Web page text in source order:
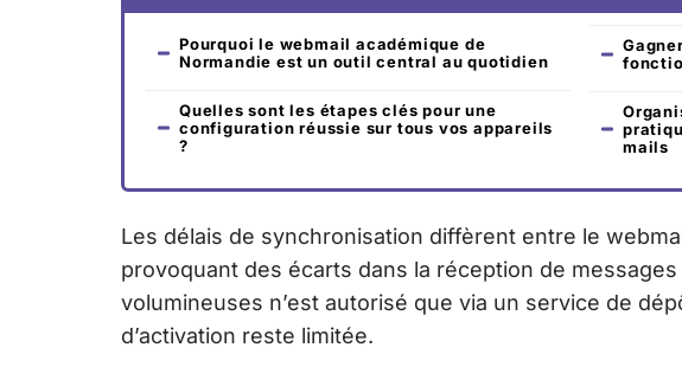
Pourquoi le webmail académique de
Normandie est un outil central au quotidien
Quelles sont les étapes clés pour une
configuration réussie sur tous vos appareils
?
mails
Les délais de synchronisation diffèrent entre le
provoquant des écarts dans la réception de
volumineuses n’est autorisé que via un service de
d’activation reste limitée.